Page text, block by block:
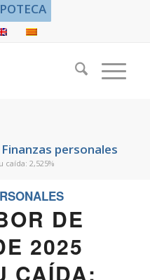
Finanzas personales
2,525%
DE
2025
CAÍDA: